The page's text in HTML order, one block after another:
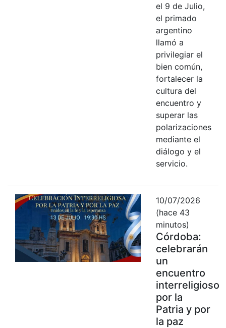
el 9 de Julio,
el primado
argentino
llamó a
privilegiar el
bien común,
fortalecer la
cultura del
encuentro y
superar las
polarizaciones
mediante el
diálogo y el
servicio.
10/07/2026
(hace 43
minutos)
Córdoba:
celebrarán
un
encuentro
interreligioso
por la
Patria y por
la paz